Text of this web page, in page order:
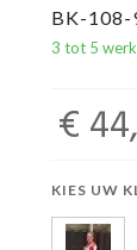
BK-108-
3 tot 5
€
KIES UW